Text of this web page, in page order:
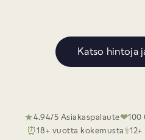
Täyteainepistos huulet 1 ml +
koko otsaan
Täyteainepistos huulet 0.6 ml +
Medemis Liquid Facelift
(Täyteainepistos 3ml + botuliini
Katso hintoja
★4.94/5 Asiakaspalaute❤100
⏰18+ vuotta kokemusta ⚕